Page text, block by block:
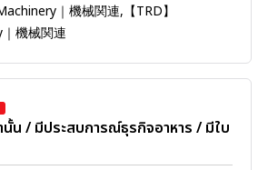
｜機械関連,【TRD】
機械関連
น / มีประสบการณ์ธุรกิจอาหาร / มีใบ